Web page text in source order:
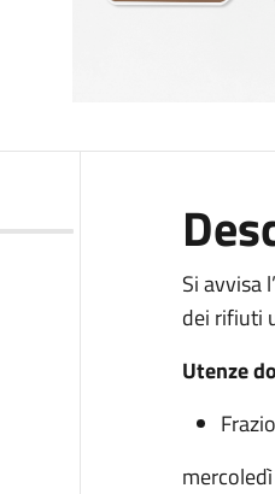
Si avvisa
dei rifiuti
Utenze